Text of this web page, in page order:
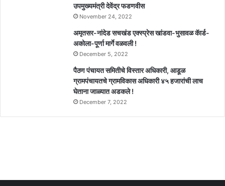
उपमुख्यमंत्री देवेंद्र फडणवीस
November 24, 2022
अमृतसर-नांदेड सचखंड एक्स्प्रेस खांडवा-भुसावळ कॅार्ड-
अकोला-पूर्णा मार्गे वळवली !
December 5, 2022
पैठण पंचायत समितीचे विस्तार अधिकारी, आडूळ
ग्रामपंचायतचे ग्रामविकास अधिकारी ४५ हजारांची लाच
घेताना जाळ्यात अडकले !
December 7, 2022